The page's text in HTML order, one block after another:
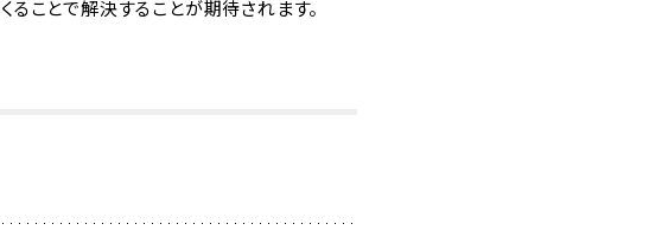
ことで解決することが期待されます。